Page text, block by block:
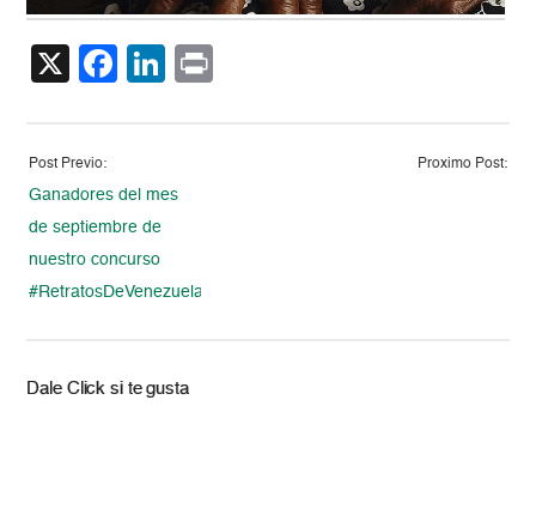
X Facebook
LinkedIn
Post Previo:
Ganadores del mes
de septiembre de
nuestro concurso
#RetratosDeVenezuela
Proximo Post:
Dale Click si te gusta